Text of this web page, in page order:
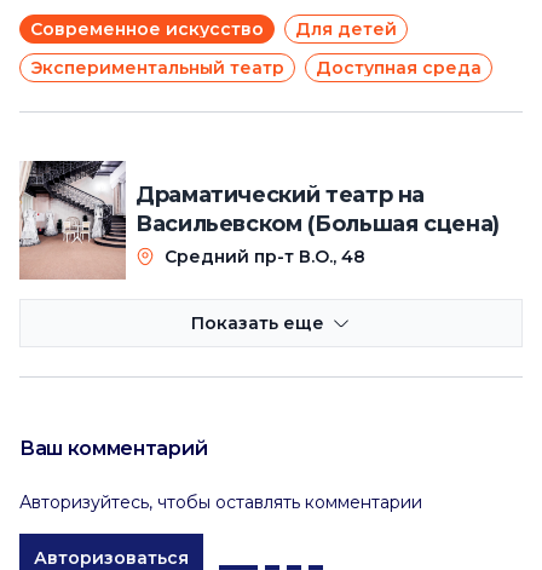
Современное искусство
Для детей
Экспериментальный театр
Доступная среда
Драматический театр на
Васильевском (Большая сцена)
Средний пр-т В.О., 48
Показать еще
Ваш комментарий
Авторизуйтесь, чтобы оставлять комментарии
Авторизоваться